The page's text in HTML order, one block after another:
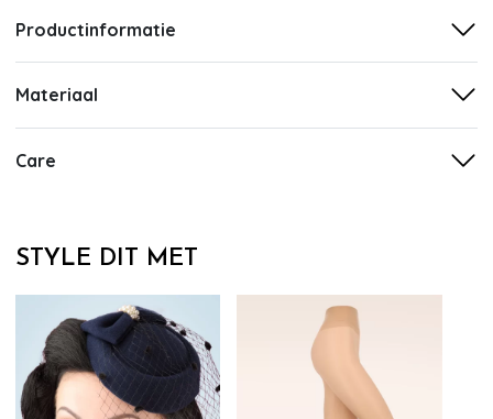
Productinformatie
Materiaal
Care
STYLE DIT MET